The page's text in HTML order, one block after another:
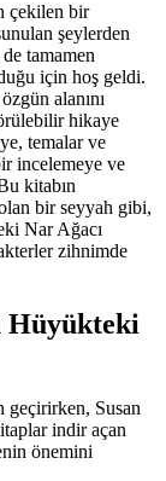
çekilen bir
şeylerden
tamamen
için hoş geldi.
alanını
hikaye
temalar ve
incelemeye ve
kitabın
bir seyyah gibi,
Nar Ağacı
zihnimde
Hüyükteki
geçirirken, Susan
indir açan
önemini